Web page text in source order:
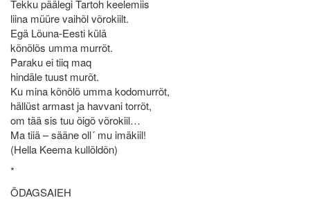
Tekku päälegi Tartoh keelemiis
liina müüre vaihõl võrokiilt.
Egä Lõuna-Eesti külä
kõnõlõs umma murrõt.
Paraku ei tiiq maq
hindäle tuust murõt.
Ku mina kõnõlõ umma kodomurrõt,
hällüst armast ja havvani torrõt,
om tää sis tuu õigõ võrokiil…
Ma tiiä – sääne oll´ mu imäkiil!
(Hella Keema kullõldõn)
*
ÕDAGSAIEH